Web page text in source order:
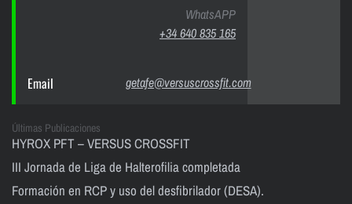
WhatsAPP
+34 640 835 165
Email getafe@versuscrossfit.com
Últimas Publicaciones
HYROX PFT – VERSUS CROSSFIT
III Jornada de Liga de Halterofilia completada
Formación en RCP y uso del desfibrilador (DESA).